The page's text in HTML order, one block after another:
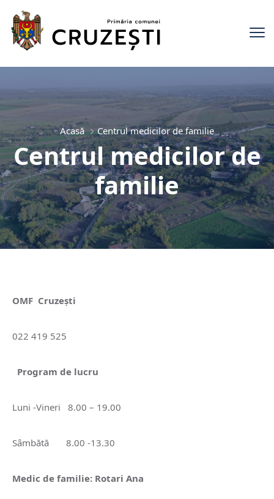
Acasă Centrul medicilor de familie
Centrul medicilor de
familie
OMF Cruzești
022 419 525
Program de lucru
Luni -Vineri 8.00 – 19.00
Sâmbătă 8.00 -13.30
Medic de familie: Rotari Ana